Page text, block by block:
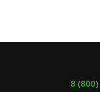
8 (800)